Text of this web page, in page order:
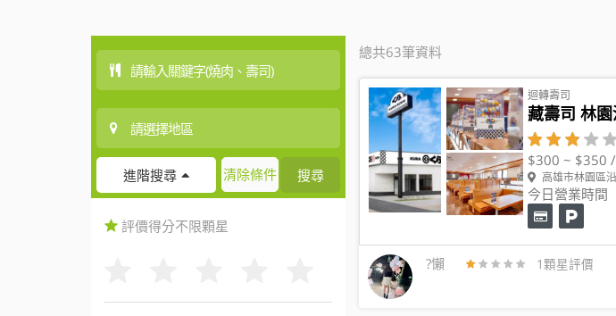
進階搜尋 清除條件 搜尋
評價得分不限顆星
總共63筆資料
迴轉壽司
藏壽司 林
$300 ~ $350
高雄市林園區
今日營業時間
?懶 1顆星評價